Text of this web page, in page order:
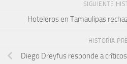
SIGUIENTE
Hoteleros en Tamaulipas
HISTORIA
Diego Dreyfus responde a